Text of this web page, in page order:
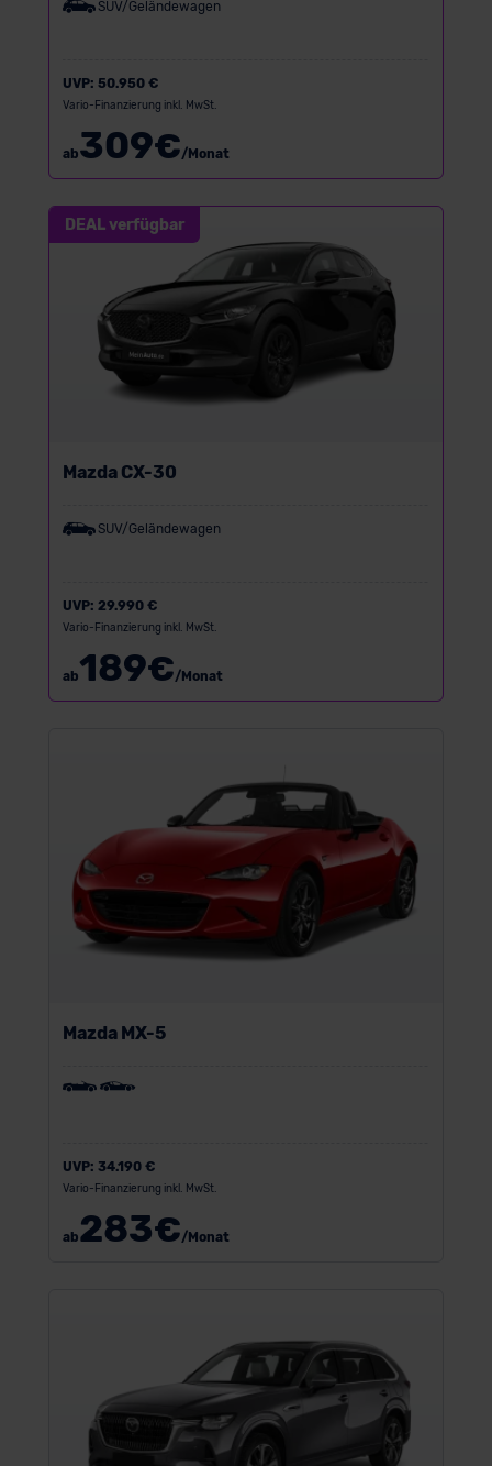
SUV/Geländewagen
UVP: 50.950 €
Vario-Finanzierung inkl. MwSt.
ab309€/Monat
DEAL verfügbar
Mazda CX-30
SUV/Geländewagen
UVP: 29.990 €
Vario-Finanzierung inkl. MwSt.
ab189€/Monat
Mazda MX-5
UVP: 34.190 €
Vario-Finanzierung inkl. MwSt.
ab283€/Monat